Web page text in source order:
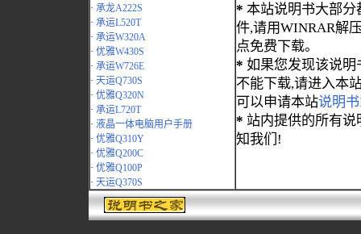
· 承龙A222S
· 承运L520T
· 承运W320A
· 优雅W430S
· 承运W726E
· 天运Q730S
· 优雅Q320N
· 承运L720T
· 液晶一体电脑用户手册
· 优雅Q310Y
· 优雅Q200C
· 优雅Q100P
· 天运Q370S
* 本站说明书大部分
件,请用WINRAR解
点免费下载。
* 如果您发现该说明
不能下载,请进入本
可以申请本站说明
* 站内提供的所有
知我们!